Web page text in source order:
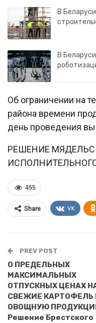
В
В
Об ограничении на
района времени
день проведения
РЕШЕНИЕ
455
Share VK
PREV POST
О ПРЕДЕЛЬНЫХ
МАКСИМАЛЬНЫХ
ОТПУСКНЫХ ЦЕНАХ
СВЕЖИЕ КАРТОФЕЛЬ
ОВОЩНУЮ
Решение Брестского